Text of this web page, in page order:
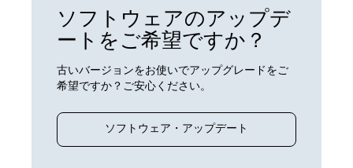
ソフトウェアのアップデ
ートをご希望ですか？
古いバージョンをお使いでアップグレードをご
希望ですか？ご安心ください。
ソフトウェア・アップデート